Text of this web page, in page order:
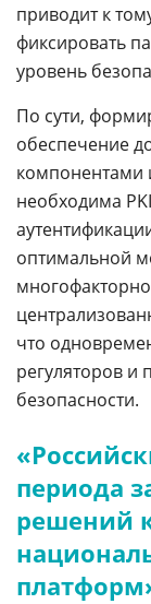
приводит к
фиксировать
уровень
По сути,
обеспечение
компонентами
необходима
оптимальной
что
регуляторов и
безопасности.
периода
решений